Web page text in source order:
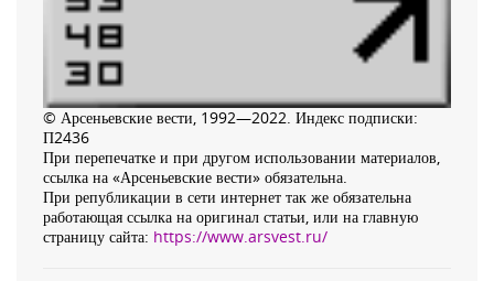
© Арсеньевские вести, 1992—2022. Индекс подписки:
П2436
При перепечатке и при другом использовании материалов,
ссылка на «Арсеньевские вести» обязательна.
При републикации в сети интернет так же обязательна
работающая ссылка на оригинал статьи, или на главную
страницу сайта: https://www.arsvest.ru/